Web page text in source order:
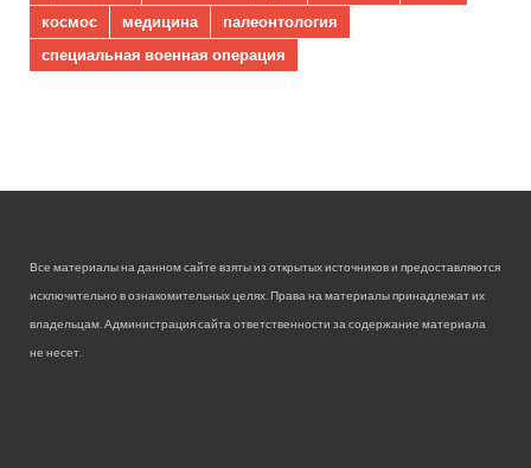
космос
медицина
палеонтология
специальная военная операция
Все материалы на данном сайте взяты из открытых источников и предоставляются
исключительно в ознакомительных целях. Права на материалы принадлежат их
владельцам. Администрация сайта ответственности за содержание материала
не несет.